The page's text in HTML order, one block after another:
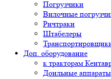
Погрузчики
Вилочные
Ричтраки
Штабелеры
Доп. оборудование
к тракторам
Доильные аппараты